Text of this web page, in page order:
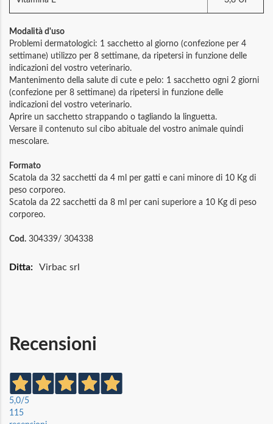
Modalità d'uso
Problemi dermatologici: 1 sacchetto al giorno (confezione per 4
settimane) utilizzo per 8 settimane, da ripetersi in funzione delle
indicazioni del vostro veterinario.
Mantenimento della salute di cute e pelo: 1 sacchetto ogni 2 giorni
(confezione per 8 settimane) da ripetersi in funzione delle
indicazioni del vostro veterinario.
Aprire un sacchetto strappando o tagliando la linguetta.
Versare il contenuto sul cibo abituale del vostro animale quindi
mescolare.
Formato
Scatola da 32 sacchetti da 4 ml per gatti e cani minore di 10 Kg di
peso corporeo.
Scatola da 22 sacchetti da 8 ml per cani superiore a 10 Kg di peso
corporeo.
Cod. 304339/ 304338
MaggioriVirbac srl
Recensioni
5,0/5
115